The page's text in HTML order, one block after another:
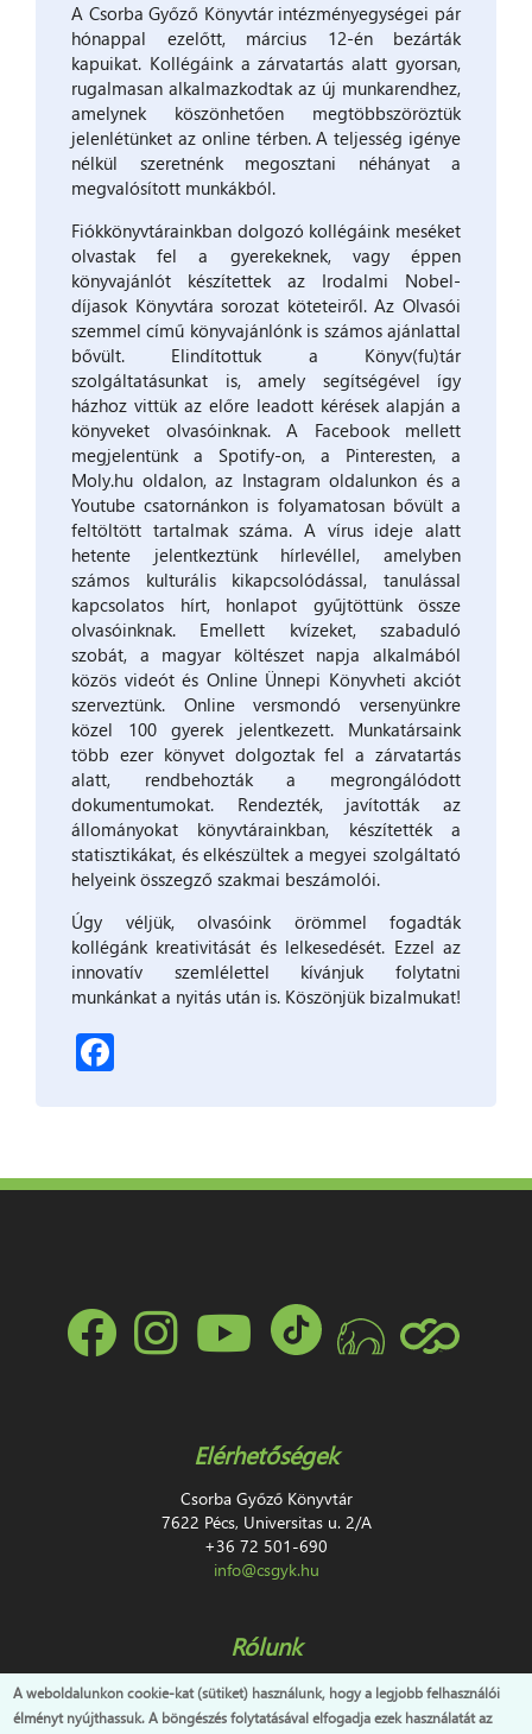
A Csorba Győző Könyvtár intézményegységei pár
hónappal ezelőtt, március 12-én bezárták
kapuikat. Kollégáink a zárvatartás alatt gyorsan,
rugalmasan alkalmazkodtak az új munkarendhez,
amelynek köszönhetően megtöbbszöröztük
jelenlétünket az online térben. A teljesség igénye
nélkül szeretnénk megosztani néhányat a
megvalósított munkákból.
Fiókkönyvtárainkban dolgozó kollégáink meséket
olvastak fel a gyerekeknek, vagy éppen
könyvajánlót készítettek az Irodalmi Nobel-
díjasok Könyvtára sorozat köteteiről. Az Olvasói
szemmel című könyvajánlónk is számos ajánlattal
bővült. Elindítottuk a Könyv(fu)tár
szolgáltatásunkat is, amely segítségével így
házhoz vittük az előre leadott kérések alapján a
könyveket olvasóinknak. A Facebook mellett
megjelentünk a Spotify-on, a Pinteresten, a
Moly.hu oldalon, az Instagram oldalunkon és a
Youtube csatornánkon is folyamatosan bővült a
feltöltött tartalmak száma. A vírus ideje alatt
hetente jelentkeztünk hírlevéllel, amelyben
számos kulturális kikapcsolódással, tanulással
kapcsolatos hírt, honlapot gyűjtöttünk össze
olvasóinknak. Emellett kvízeket, szabaduló
szobát, a magyar költészet napja alkalmából
közös videót és Online Ünnepi Könyvheti akciót
szerveztünk. Online versmondó versenyünkre
közel 100 gyerek jelentkezett. Munkatársaink
több ezer könyvet dolgoztak fel a zárvatartás
alatt, rendbehozták a megrongálódott
dokumentumokat. Rendezték, javították az
állományokat könyvtárainkban, készítették a
statisztikákat, és elkészültek a megyei szolgáltató
helyeink összegző szakmai beszámolói.
Úgy véljük, olvasóink örömmel fogadták
kollégánk kreativitását és lelkesedését. Ezzel az
innovatív szemlélettel kívánjuk folytatni
munkánkat a nyitás után is. Köszönjük bizalmukat!
Elérhetőségek
Csorba Győző Könyvtár
7622 Pécs, Universitas u. 2/A
+36 72 501-690
info@csgyk.hu
Rólunk
Impresszum
Adatvédelem
A weboldalunkon cookie-kat (sütiket) használunk, hogy a legjobb felhasználói
élményt nyújthassuk. A böngészés folytatásával elfogadja ezek használatát az